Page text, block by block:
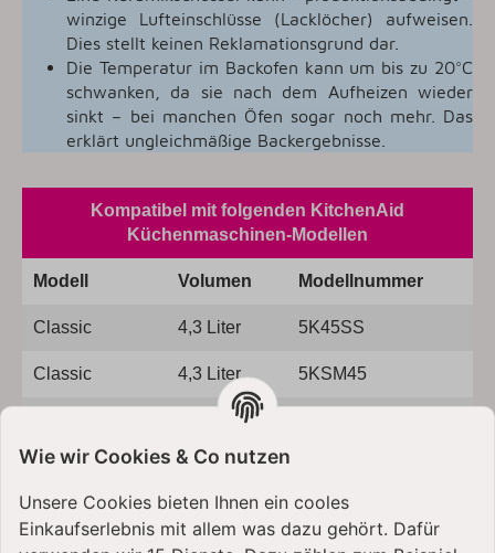
winzige Lufteinschlüsse (Lacklöcher) aufweisen.
Dies stellt keinen Reklamationsgrund dar.
Die Temperatur im Backofen kann um bis zu 20°C
schwanken, da sie nach dem Aufheizen wieder
sinkt – bei manchen Öfen sogar noch mehr. Das
erklärt ungleichmäßige Backergebnisse.
Kompatibel mit folgenden KitchenAid
Küchenmaschinen-Modellen
Modell Volumen Modellnummer
Classic 4,3 Liter 5K45SS
Classic 4,3 Liter 5KSM45
4,3 Liter
Ultra Power 4,3 Liter
Artisan 4,8 Liter 5KSM125
Wie wir Cookies & Co nutzen
Unsere Cookies bieten Ihnen ein cooles
Einkaufserlebnis mit allem was dazu gehört. Dafür